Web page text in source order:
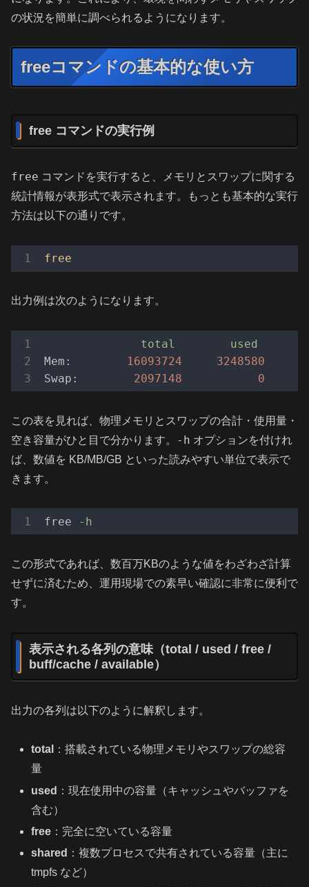
の状況を簡単に調べられるようになります。
freeコマンドの基本的な使い方
free コマンドの実行例
free コマンドを実行すると、メモリとスワップに関する
統計情報が表形式で表示されます。もっとも基本的な実行
方法は以下の通りです。
free
出力例は次のようになります。
total
used
Mem:
16093724 3248580
Swap:
2097148 0
この表を見れば、物理メモリとスワップの合計・使用量・
空き容量がひと目で分かります。
-h オプションを付けれ
ば、数値を KB/MB/GB といった読みやすい単位で表示で
きます。
free -h
この形式であれば、数百万KBのような値をわざわざ計算
せずに済むため、運用現場での素早い確認に非常に便利で
す。
表示される各列の意味（total / used / free /
buff/cache / available）
出力の各列は以下のように解釈します。
total
：搭載されている物理メモリやスワップの総容
量
used ：現在使用中の容量（キャッシュやバッファを
含む）
free ：完全に空いている容量
shared ：複数プロセスで共有されている容量（主に
tmpfs など）